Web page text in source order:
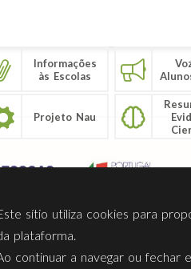
Informações
às Escolas
Projeto Nau
Sobre Nós Privacidade
sítio utiliza cookies para
plataforma.
continuar a navegar ou fechar